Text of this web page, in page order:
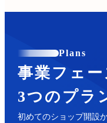
Plans
事業フェ
3つのプラ
初めてのショップ開設